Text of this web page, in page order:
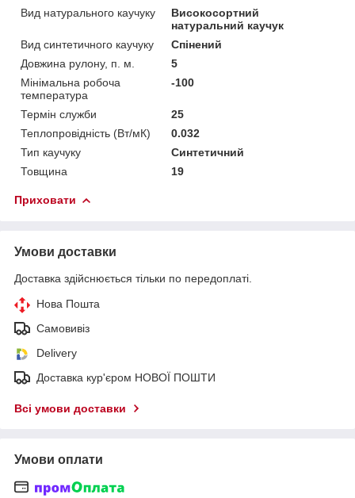
Вид натурального каучуку
Високосортний
натуральний каучук
Вид синтетичного каучуку
Спінений
Довжина рулону, п. м.
5
Мінімальна робоча
температура
-100
Термін служби
25
Теплопровідність (Вт/мК)
0.032
Тип каучуку
Синтетичний
Товщина
19
Приховати
Умови доставки
Доставка здійснюється тільки по передоплаті.
Нова Пошта
Самовивіз
Delivery
Доставка кур'єром НОВОЇ ПОШТИ
Всі умови доставки
Умови оплати